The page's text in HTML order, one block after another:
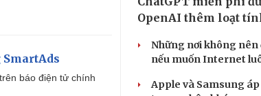
báo điện tử chính
OpenAI thêm loạt
Những nơi không
nếu muốn Internet
Apple và Samsung áp